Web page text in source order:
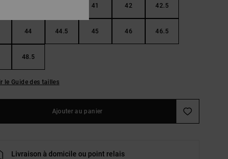
41 42 42.5
44 44.5 45 46 46.5
48.5
le Guide des tailles
Ajouter au panier
Livraison à domicile ou point relais